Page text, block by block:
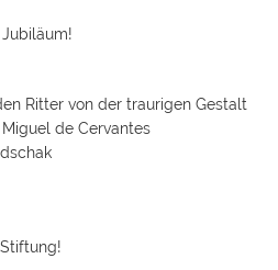
Ritter von der traurigen Gestalt
de Cervantes